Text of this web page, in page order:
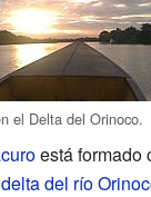
el Delta del Orinoco.
está formado
delta del río